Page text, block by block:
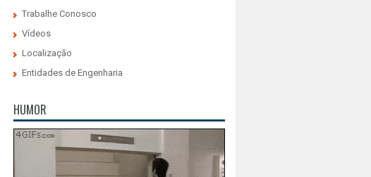
Trabalhe Conosco
Vídeos
Localização
Entidades de Engenharia
HUMOR